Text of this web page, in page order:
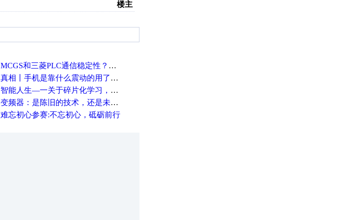
楼主
MCGS和三菱PLC通信稳定性？？？
真相丨手机是靠什么震动的用了这么多年才知道！
智能人生—一关于碎片化学习，看这一篇就够了！
变频器：是陈旧的技术，还是未来的幕后英雄？
难忘初心参赛:不忘初心，砥砺前行